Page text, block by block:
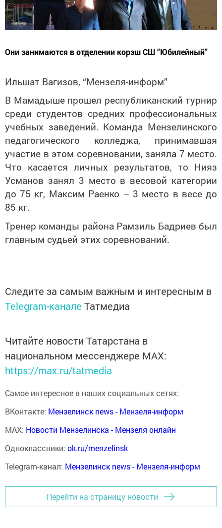
Они занимаются в отделении корэш СШ “Юбилейный”
Ильшат Вагизов, “Мензеля-информ”
В Мамадыше прошел республиканский турнир
среди студентов средних профессиональных
учебных заведений. Команда Мензелинского
педагогического колледжа, принимавшая
участие в этом соревновании, заняла 7 место.
Что касается личных результатов, то Нияз
Усманов занял 3 место в весовой категории
до 75 кг, Максим Раенко – 3 место в весе до
85 кг.
Тренер команды района Рамзиль Бадриев был
главным судьей этих соревнований.
Следите за самым важным и интересным в
Telegram-канале Татмедиа
Читайте новости Татарстана в
национальном мессенджере MАХ:
https://max.ru/tatmedia
Самое интересное в наших социальных сетях:
ВКонтакте: Мензелинск news - Мензеля-информ
MAX: Новости Мензелинска - Мензеля онлайн
Одноклассники: ok.ru/menzelinsk
Telegram-канал: Мензелинск news - Мензеля-информ
Перейти на страницу новости